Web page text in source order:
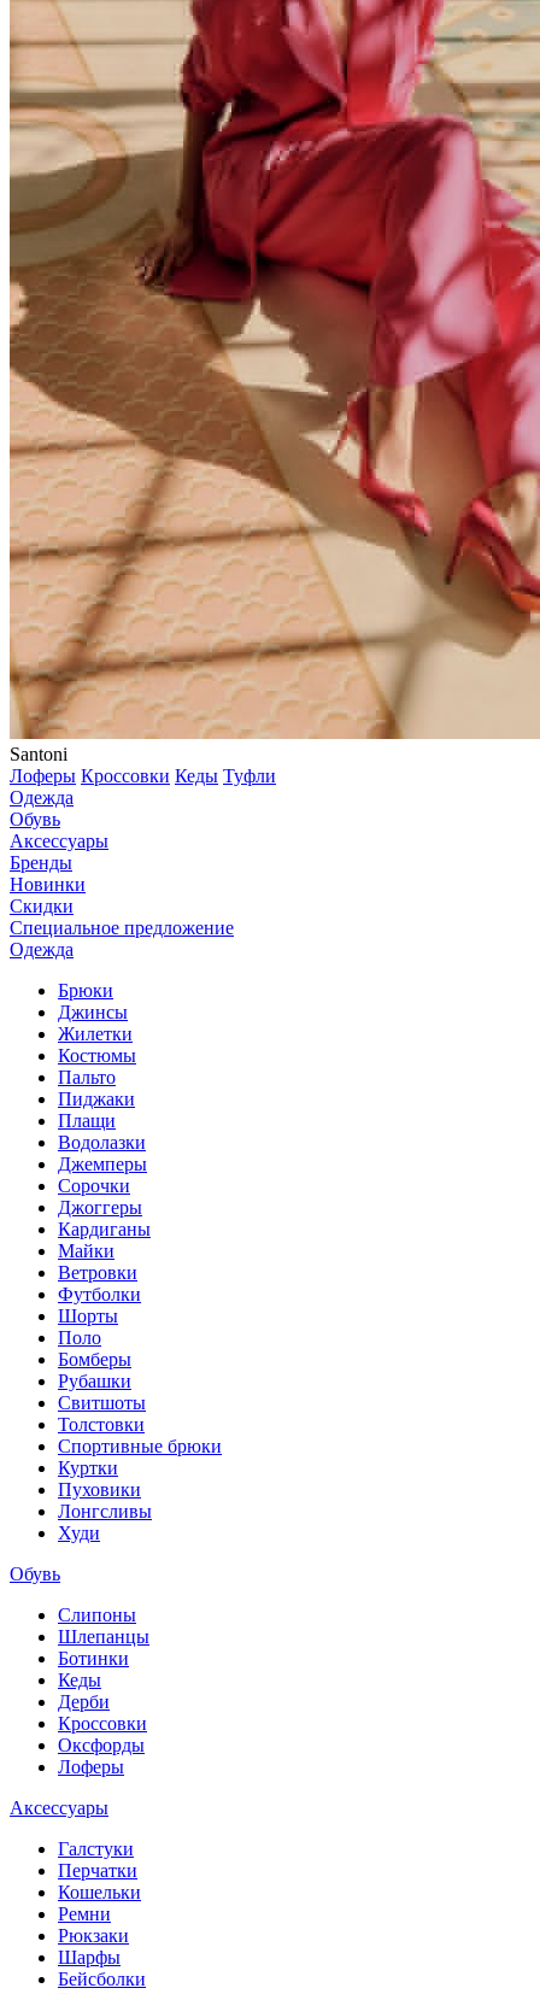
Santoni
Лоферы Кроссовки Кеды Туфли
Одежда
Обувь
Аксессуары
Бренды
Новинки
Скидки
Специальное предложение
Одежда
Брюки
Джинсы
Жилетки
Костюмы
Пальто
Пиджаки
Плащи
Водолазки
Джемперы
Сорочки
Джоггеры
Кардиганы
Майки
Ветровки
Футболки
Шорты
Поло
Бомберы
Рубашки
Свитшоты
Толстовки
Спортивные брюки
Куртки
Пуховики
Лонгсливы
Худи
Обувь
Слипоны
Шлепанцы
Ботинки
Кеды
Дерби
Кроссовки
Оксфорды
Лоферы
Аксессуары
Галстуки
Перчатки
Кошельки
Ремни
Рюкзаки
Шарфы
Бейсболки